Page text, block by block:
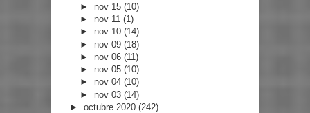
► nov 15(10)
► nov 11(1)
► nov 10(14)
► nov 09(18)
► nov 06(11)
► nov 05(10)
► nov 04(10)
► nov 03(14)
► octubre 2020 (242)